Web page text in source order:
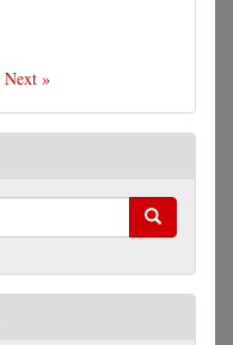
Next »